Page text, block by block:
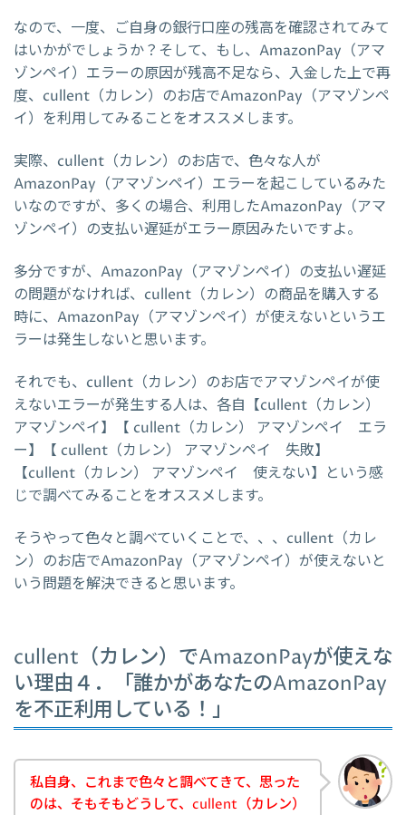
なので、一度、ご自身の銀行口座の残高を確認されてみて
はいかがでしょうか？そして、もし、AmazonPay（アマ
ゾンペイ）エラーの原因が残高不足なら、入金した上で再
度、cullent（カレン）のお店でAmazonPay（アマゾンペ
イ）を利用してみることをオススメします。
実際、cullent（カレン）のお店で、色々な人が
AmazonPay（アマゾンペイ）エラーを起こしているみた
いなのですが、多くの場合、利用したAmazonPay（アマ
ゾンペイ）の支払い遅延がエラー原因みたいですよ。
多分ですが、AmazonPay（アマゾンペイ）の支払い遅延
の問題がなければ、cullent（カレン）の商品を購入する
時に、AmazonPay（アマゾンペイ）が使えないというエ
ラーは発生しないと思います。
それでも、cullent（カレン）のお店でアマゾンペイが使
えないエラーが発生する人は、各自【cullent（カレン）
アマゾンペイ】【 cullent（カレン） アマゾンペイ エラ
ー】【 cullent（カレン） アマゾンペイ 失敗】
【cullent（カレン） アマゾンペイ 使えない】という感
じで調べてみることをオススメします。
そうやって色々と調べていくことで、、、cullent（カレ
ン）のお店でAmazonPay（アマゾンペイ）が使えないと
いう問題を解決できると思います。
cullent（カレン）でAmazonPayが使えな
い理由４．「誰かがあなたのAmazonPay
を不正利用している！」
私自身、これまで色々と調べてきて、思った
のは、そもそもどうして、cullent（カレン）